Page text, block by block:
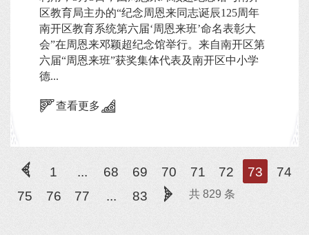
区教育局主办的“纪念周恩来同志诞辰125周年
南开区教育系统第六届‘周恩来班’命名表彰大
会”在周恩来邓颖超纪念馆举行。来自南开区第
六届“周恩来班”获奖集体代表及南开区中小学
德...
查看更多
1 68 69 70 71 72 73
74
75
76 77 83 共 829 条